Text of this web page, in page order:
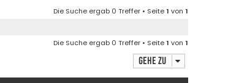
Die Suche ergab 0 Treffer • Seite1 von 1
Die Suche ergab 0 Treffer • Seite1 von 1
Gehe zu